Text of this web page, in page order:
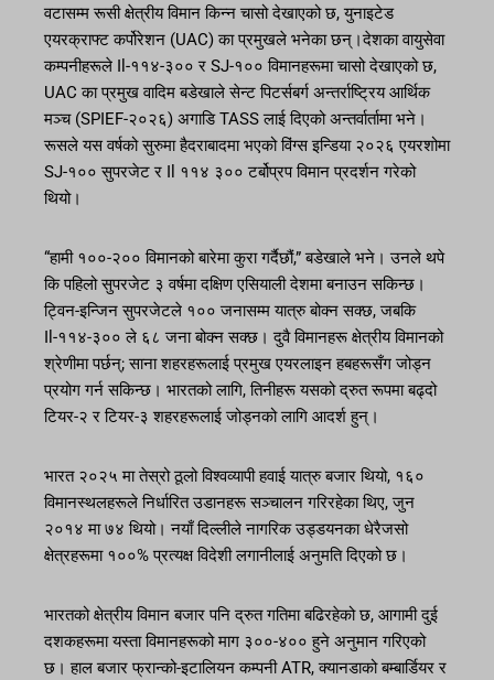
वटासम्म रूसी क्षेत्रीय विमान किन्न चासो देखाएको छ, युनाइटेड
एयरक्राफ्ट कर्पोरेशन (UAC) का प्रमुखले भनेका छन्।देशका वायुसेवा
कम्पनीहरूले Il-११४-३०० र SJ-१०० विमानहरूमा चासो देखाएको छ,
UAC का प्रमुख वादिम बडेखाले सेन्ट पिटर्सबर्ग अन्तर्राष्ट्रिय आर्थिक
मञ्च (SPIEF-२०२६) अगाडि TASS लाई दिएको अन्तर्वार्तामा भने।
रूसले यस वर्षको सुरुमा हैदराबादमा भएको विंग्स इन्डिया २०२६ एयरशोमा
SJ-१०० सुपरजेट र Il ११४ ३०० टर्बोप्रप विमान प्रदर्शन गरेको
थियो।
“हामी १००-२०० विमानको बारेमा कुरा गर्दैछौं,” बडेखाले भने। उनले थपे
कि पहिलो सुपरजेट ३ वर्षमा दक्षिण एसियाली देशमा बनाउन सकिन्छ।
ट्विन-इन्जिन सुपरजेटले १०० जनासम्म यात्रु बोक्न सक्छ, जबकि
Il-११४-३०० ले ६८ जना बोक्न सक्छ। दुवै विमानहरू क्षेत्रीय विमानको
श्रेणीमा पर्छन्; साना शहरहरूलाई प्रमुख एयरलाइन हबहरूसँग जोड्न
प्रयोग गर्न सकिन्छ। भारतको लागि, तिनीहरू यसको द्रुत रूपमा बढ्दो
टियर-२ र टियर-३ शहरहरूलाई जोड्नको लागि आदर्श हुन्।
भारत २०२५ मा तेस्रो ठूलो विश्वव्यापी हवाई यात्रु बजार थियो, १६०
विमानस्थलहरूले निर्धारित उडानहरू सञ्चालन गरिरहेका थिए, जुन
२०१४ मा ७४ थियो। नयाँ दिल्लीले नागरिक उड्डयनका धेरैजसो
क्षेत्रहरूमा १००% प्रत्यक्ष विदेशी लगानीलाई अनुमति दिएको छ।
भारतको क्षेत्रीय विमान बजार पनि द्रुत गतिमा बढिरहेको छ, आगामी दुई
दशकहरूमा यस्ता विमानहरूको माग ३००-४०० हुने अनुमान गरिएको
छ। हाल बजार फ्रान्को-इटालियन कम्पनी ATR, क्यानडाको बम्बार्डियर र